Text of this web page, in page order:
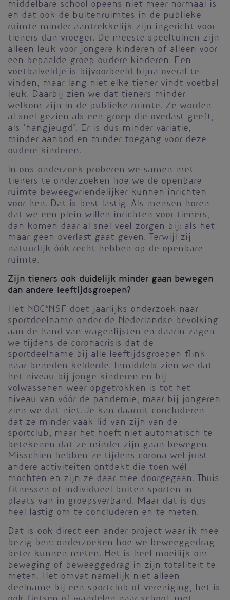
middelbare school opeens niet meer normaal is
en dat ook de buitenruimtes in de publieke
ruimte minder aantrekkelijk zijn ingericht voor
tieners dan vroeger. De meeste speeltuinen zijn
alleen leuk voor jongere kinderen of alleen voor
een bepaalde groep oudere kinderen. Een
voetbalveldje is bijvoorbeeld bijna overal te
vinden, maar lang niet elke tiener vindt voetbal
leuk. Daarbij zien we dat tieners minder
welkom zijn in de publieke ruimte. Ze worden
al snel gezien als een groep die overlast geeft,
als ‘hangjeugd’. Er is dus minder variatie,
minder aanbod en minder toegang voor deze
oudere kinderen.
In ons onderzoek proberen we samen met
tieners te onderzoeken hoe we de openbare
ruimte beweegvriendelijker kunnen inrichten
voor hen. Dat is best lastig. Als mensen horen
dat we een plein willen inrichten voor tieners,
dan komen daar al snel veel zorgen bij: als het
maar geen overlast gaat geven. Terwijl zij
natuurlijk óók recht hebben op de openbare
ruimte.
Zijn tieners ook duidelijk minder gaan bewegen
dan andere leeftijdsgroepen?
Het NOC*NSF doet jaarlijks onderzoek naar
sportdeelname onder de Nederlandse bevolking
aan de hand van vragenlijsten en daarin zagen
we tijdens de coronacrisis dat de
sportdeelname bij alle leeftijdsgroepen flink
naar beneden kelderde. Inmiddels zien we dat
het niveau bij jonge kinderen en bij
volwassenen weer opgetrokken is tot het
niveau van vóór de pandemie, maar bij jongeren
zien we dat niet. Je kan daaruit concluderen
dat ze minder vaak lid van zijn van de
sportclub, maar het hoeft niet automatisch te
betekenen dat ze minder zijn gaan bewegen.
Misschien hebben ze tijdens corona wel juist
andere activiteiten ontdekt die toen wél
mochten en zijn ze daar mee doorgegaan. Thuis
fitnessen of individueel buiten sporten in
plaats van in groepsverband. Maar dat is dus
heel lastig om te concluderen en te meten.
Dat is ook direct een ander project waar ik mee
bezig ben: onderzoeken hoe we beweeggedrag
beter kunnen meten. Het is heel moeilijk om
beweging of beweeggedrag in zijn totaliteit te
meten. Het omvat namelijk niet alleen
deelname bij een sportclub of vereniging, het is